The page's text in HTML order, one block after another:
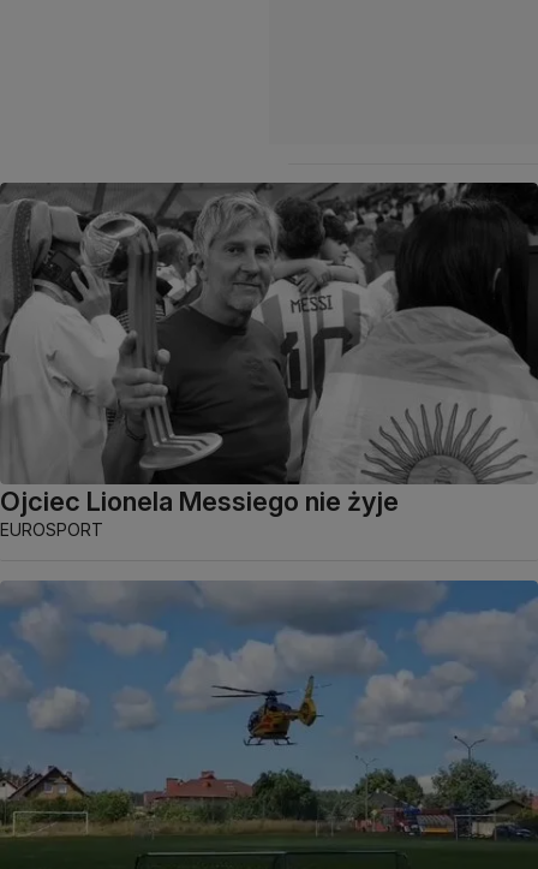
Ojciec Lionela Messiego nie żyje
EUROSPORT